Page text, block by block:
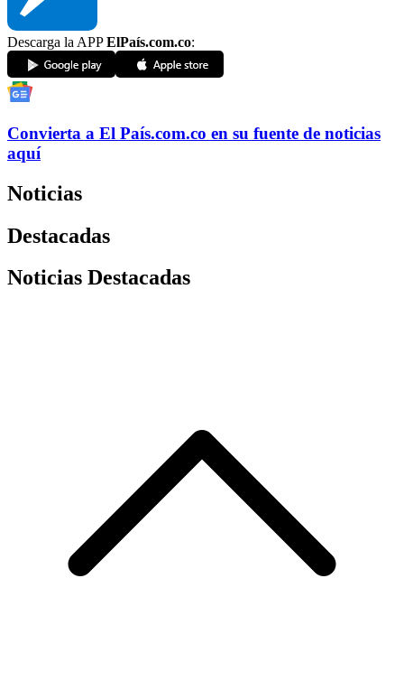
Descarga la APPElPaís.com.co:
Convierta a El País.com.co en su fuente de noticias
aquí
Noticias
Destacadas
Noticias Destacadas